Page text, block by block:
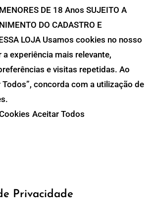
DE 18 Anos SUJEITO A
DO CADASTRO E
LOJA Usamos cookies no nosso
experiência mais relevante,
e visitas repetidas. Ao
Todos”, concorda com a utilização de
Aceitar Todos
Privacidade